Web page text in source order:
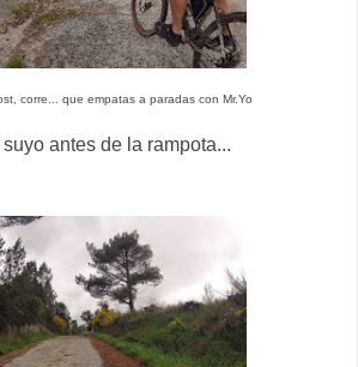
corre... que empatas a paradas con Mr.Yo
antes de la rampota...